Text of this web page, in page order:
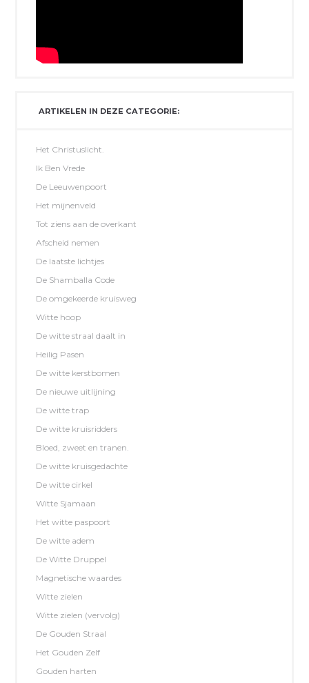
ARTIKELEN IN DEZE CATEGORIE:
Het Christuslicht.
Ik Ben Vrede
De Leeuwenpoort
Het mijnenveld
Tot ziens aan de overkant
Afscheid nemen
De laatste lichtjes
De Shamballa Code
De omgekeerde kruisweg
Witte hoop
De witte straal daalt in
Heilig Pasen
De witte kerstbomen
De nieuwe uitlijning
De witte trap
De witte kruisridders
Bloed, zweet en tranen.
De witte kruisgedachte
De witte cirkel
Witte Sjamaan
Het witte paspoort
De witte adem
De Witte Druppel
Magnetische waardes
Witte zielen
Witte zielen (vervolg)
De Gouden Straal
Het Gouden Zelf
Gouden harten